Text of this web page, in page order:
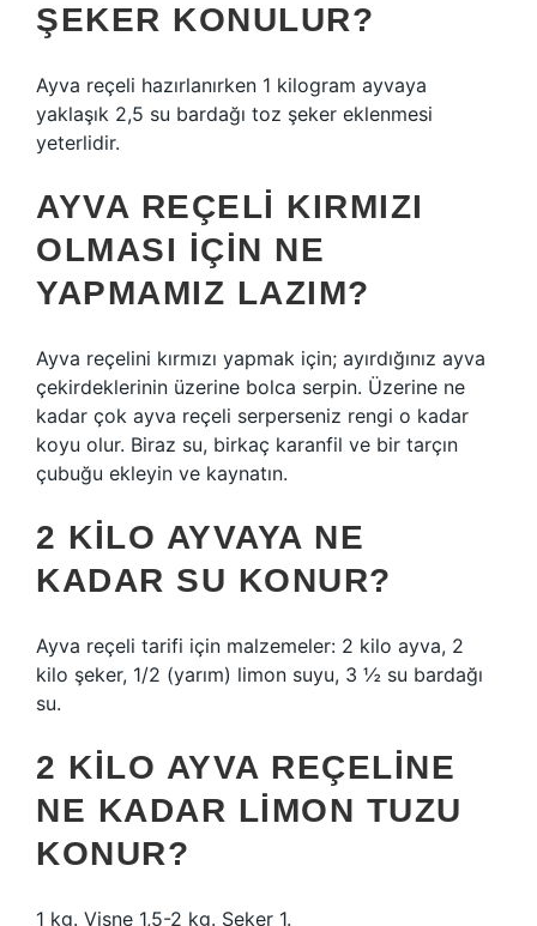
ŞEKER KONULUR?
Ayva reçeli hazırlanırken 1 kilogram ayvaya
yaklaşık 2,5 su bardağı toz şeker eklenmesi
yeterlidir.
AYVA REÇELI KIRMIZI
OLMASI IÇIN NE
YAPMAMIZ LAZIM?
Ayva reçelini kırmızı yapmak için; ayırdığınız ayva
çekirdeklerinin üzerine bolca serpin. Üzerine ne
kadar çok ayva reçeli serperseniz rengi o kadar
koyu olur. Biraz su, birkaç karanfil ve bir tarçın
çubuğu ekleyin ve kaynatın.
2 KILO AYVAYA NE
KADAR SU KONUR?
Ayva reçeli tarifi için malzemeler: 2 kilo ayva, 2
kilo şeker, 1/2 (yarım) limon suyu, 3 ½ su bardağı
su.
2 KILO AYVA REÇELINE
NE KADAR LIMON TUZU
KONUR?
1 kg. Vişne 1,5-2 kg. Şeker 1.